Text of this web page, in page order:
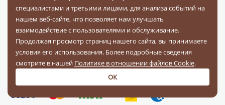
Оплачивайте заказы
На связи в соц. сетях
специалистами и третьими лицами, для анализа событий на
нашем веб-сайте, что позволяет нам улучшать
взаимодействие с пользователями и обслуживание.
Продолжая просмотр страниц нашего сайта, вы принимаете
условия его использования. Более подробные сведения
смотрите в нашей Политике в отношении файлов Cookie.
ОК